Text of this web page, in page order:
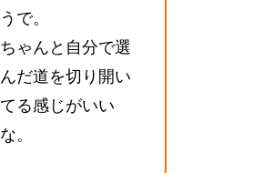
うで。
ちゃんと自分で選
んだ道を切り開い
てる感じがいい
な。